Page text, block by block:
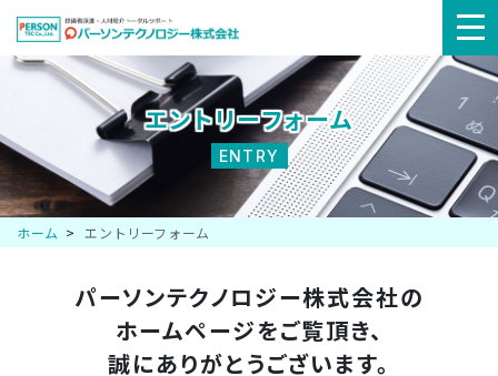
エントリーフォーム
ENTRY
ホーム エントリーフォーム
パーソンテクノロジー株式会社の
ホームページをご覧頂き、
誠にありがとうございます。
メ
ュ
ー